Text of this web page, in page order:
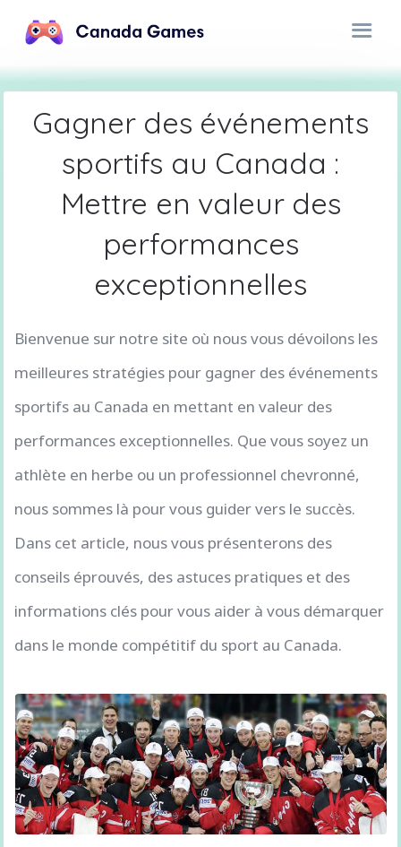
Gagner des événements
sportifs au Canada :
Mettre en valeur des
performances
exceptionnelles
Bienvenue sur notre site où nous vous dévoilons les
meilleures stratégies pour gagner des événements
sportifs au Canada en mettant en valeur des
performances exceptionnelles. Que vous soyez un
athlète en herbe ou un professionnel chevronné,
nous sommes là pour vous guider vers le succès.
Dans cet article, nous vous présenterons des
conseils éprouvés, des astuces pratiques et des
informations clés pour vous aider à vous démarquer
dans le monde compétitif du sport au Canada.